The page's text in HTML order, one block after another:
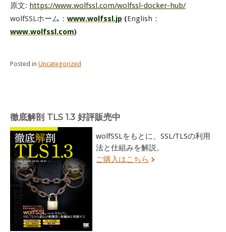
原文: https://www.wolfssl.com/wolfssl-docker-hub/
wolfSSLホーム： www.wolfssl.jp (English：
www.wolfssl.com)
Posted in Uncategorized
徹底解剖 TLS 1.3 好評販売中
wolfSSLをもとに、SSL/TLSの利用
法と仕組みを解説。
ご購入はこちら